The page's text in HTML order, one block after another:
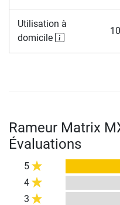
Utilisation à
domicile
Rameur Matrix
Évaluations
5
4
3